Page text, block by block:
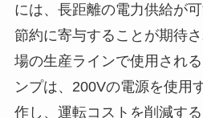
には、長距離の電力供給が
節約に寄与することが期待
場の生産ラインで使用され
ンプは、200Vの電源を使用
作し、運転コストを削減す